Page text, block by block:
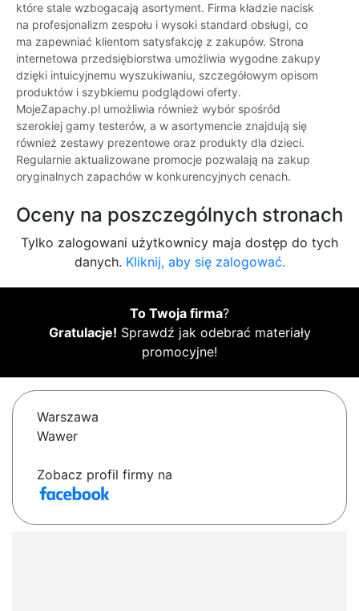
które stale wzbogacają asortyment. Firma kładzie nacisk
na profesjonalizm zespołu i wysoki standard obsługi, co
ma zapewniać klientom satysfakcję z zakupów. Strona
internetowa przedsiębiorstwa umożliwia wygodne zakupy
dzięki intuicyjnemu wyszukiwaniu, szczegółowym opisom
produktów i szybkiemu podglądowi oferty.
MojeZapachy.pl umożliwia również wybór spośród
szerokiej gamy testerów, a w asortymencie znajdują się
również zestawy prezentowe oraz produkty dla dzieci.
Regularnie aktualizowane promocje pozwalają na zakup
oryginalnych zapachów w konkurencyjnych cenach.
Oceny na poszczególnych stronach
Tylko zalogowani użytkownicy maja dostęp do tych
danych. Kliknij, aby się zalogować.
To Twoja firma?
Gratulacje! Sprawdź jak odebrać materiały
promocyjne!
Warszawa
Wawer
Zobacz profil firmy na